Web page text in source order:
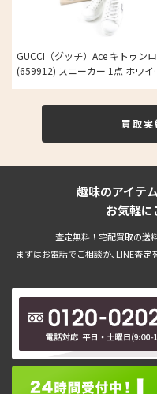
GUCCI（グッチ）Ace キトゥン
(659912) スニーカー 1点 ホワイ
買取
趣味のアイテ
お気軽に
査定無料！宅配買取の送
まずはお電話でご相談か､LINE査